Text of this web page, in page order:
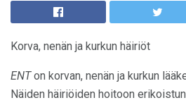
Korva, nenän ja kurkun häiriöt
ENTon korvan, nenän ja kurkun
Näiden häiriöiden hoitoon